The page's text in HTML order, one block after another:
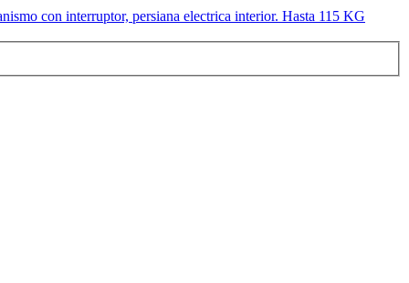
con interruptor, persiana electrica interior. Hasta 115 KG